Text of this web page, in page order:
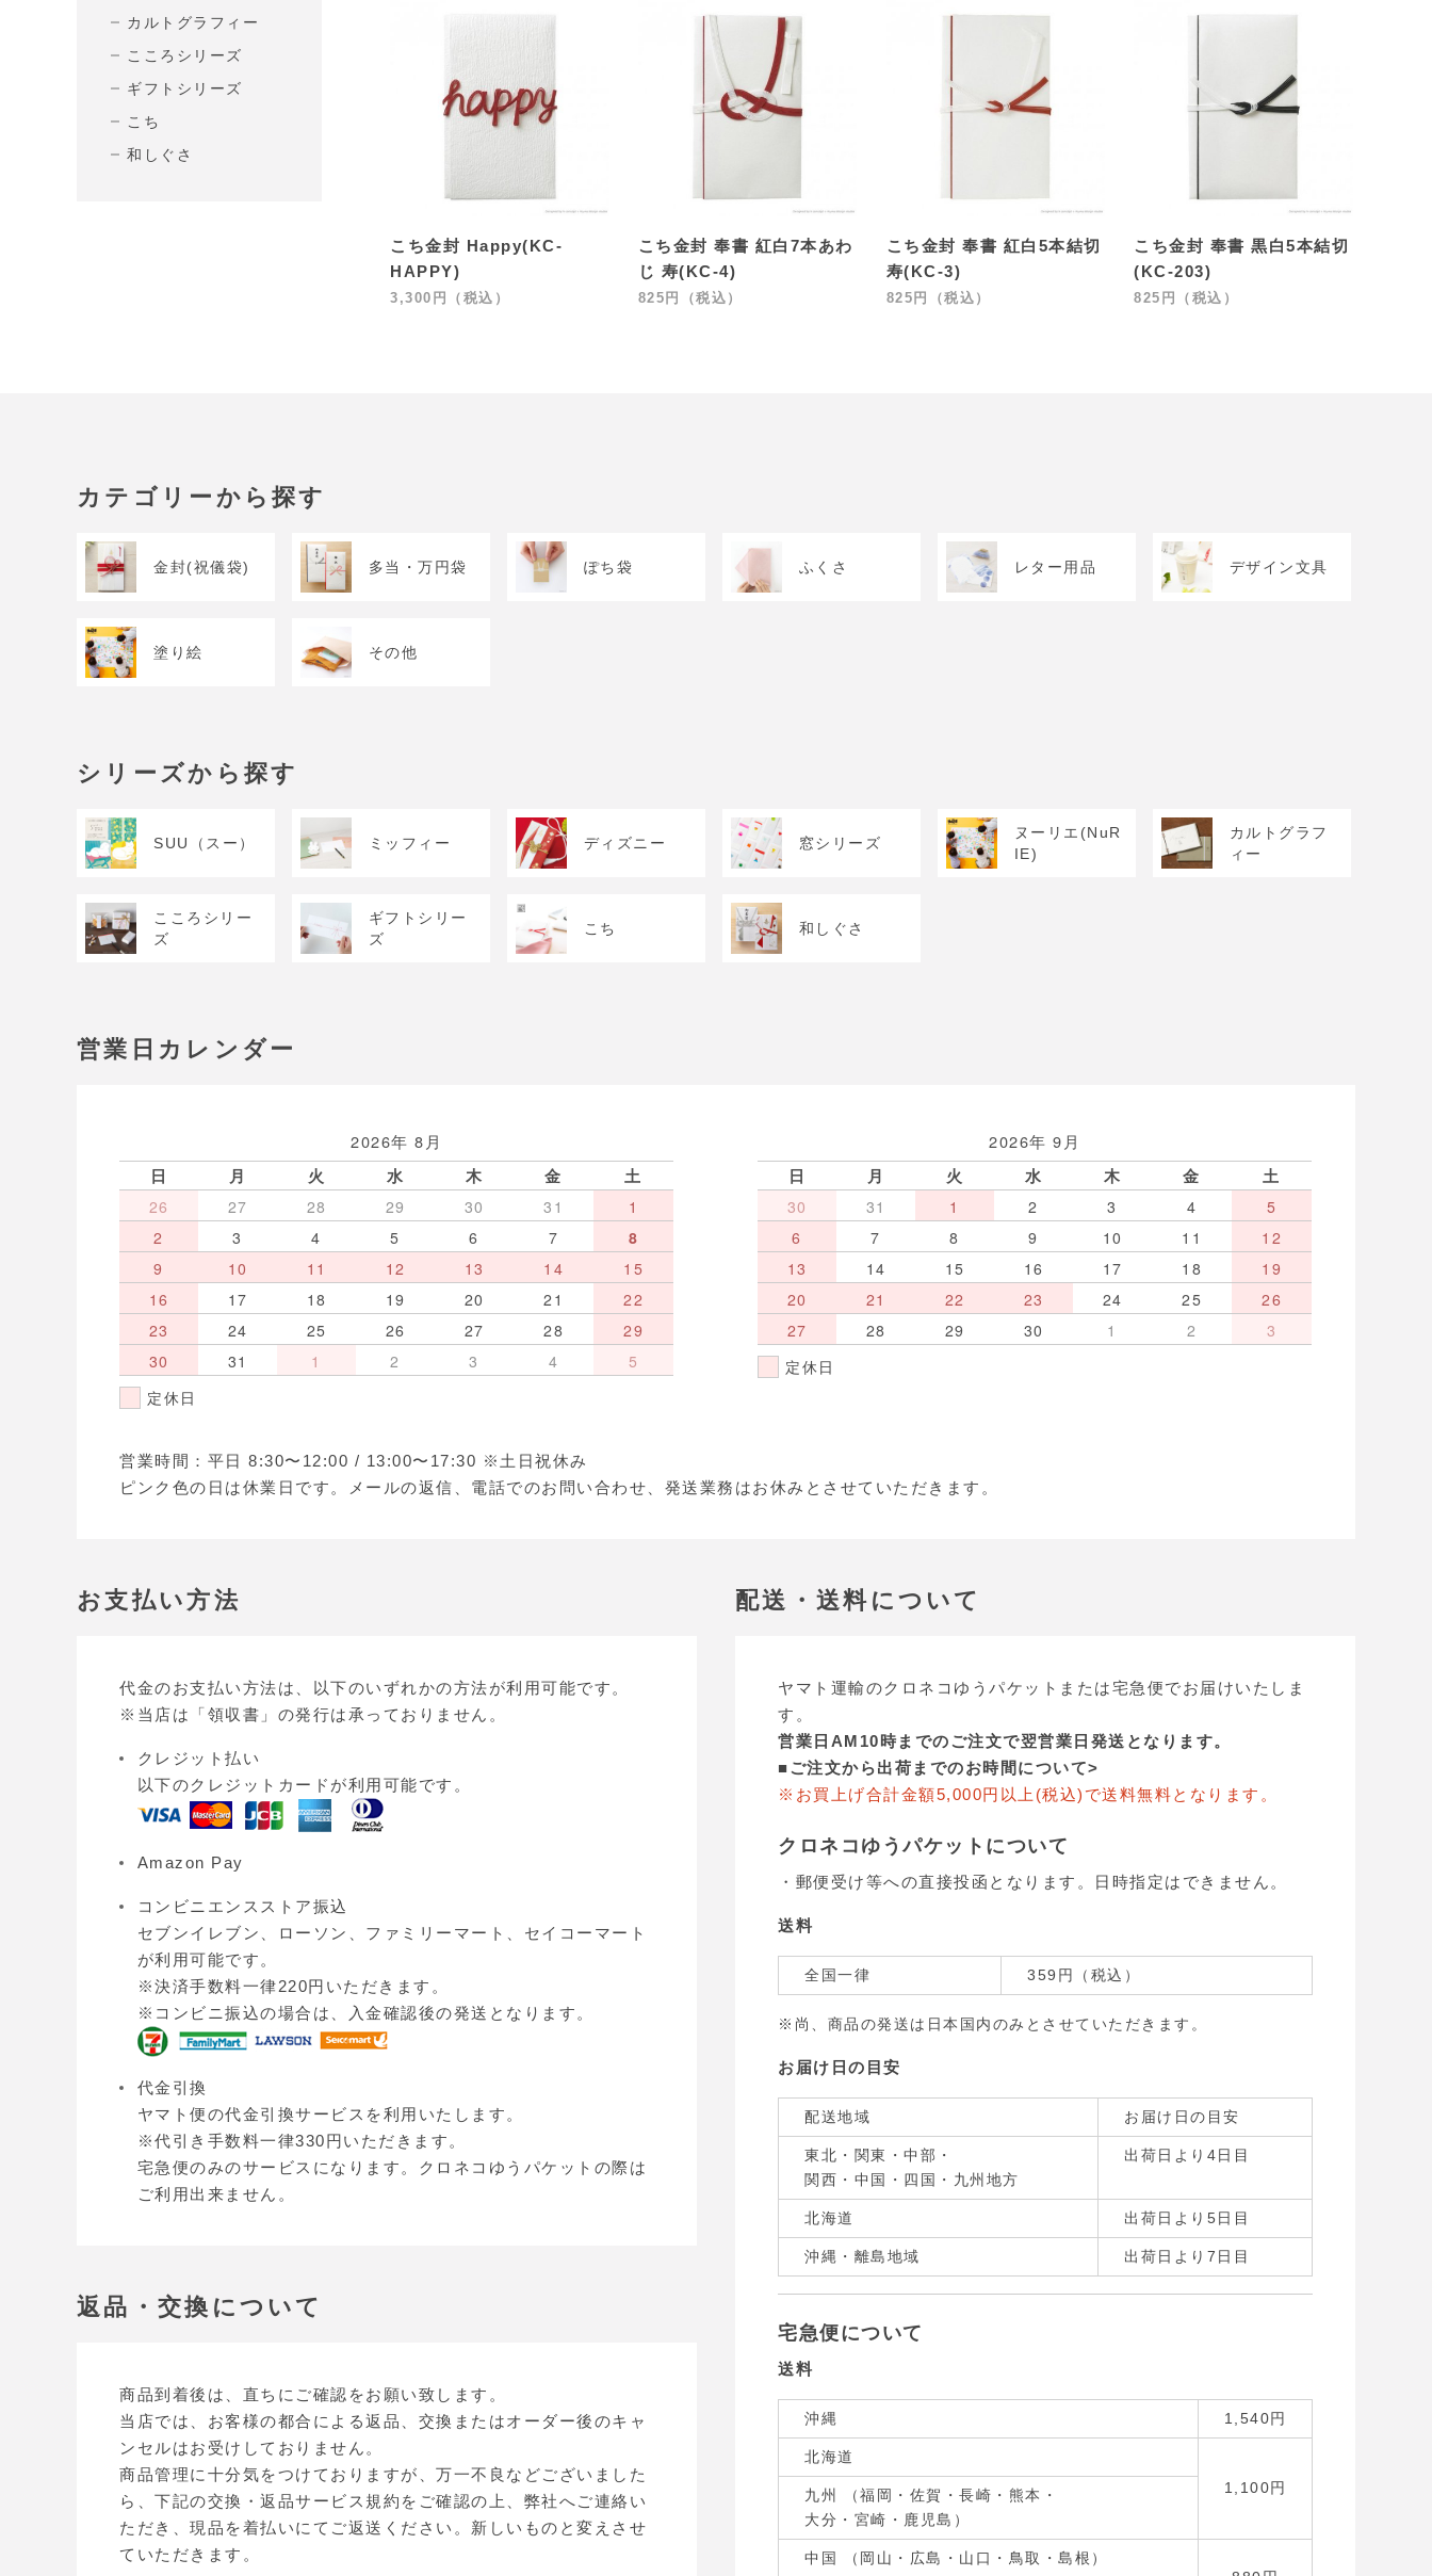
カルトグラフィー
こころシリーズ
ギフトシリーズ
こち
和しぐさ
こち金封 Happy(KC-
HAPPY)
3,300円（税込）
こち金封 奉書 紅白7本あわ
じ 寿(KC-4)
825円（税込）
こち金封 奉書 紅白5本結切
寿(KC-3)
825円（税込）
こち金封 奉書 黒白5本結切
(KC-203)
825円（税込）
カテゴリーから探す
金封(祝儀袋) 多当・万円袋 ぽち袋 ふくさ レター用品 デザイン文具
塗り絵 その他
シリーズから探す
SUU（スー） ミッフィー ディズニー 窓シリーズ
ヌーリエ(NuR
IE)
カルトグラフ
ィー
こころシリー
ズ
ギフトシリー
ズ
こち 和しぐさ
営業日カレンダー
2026年 8月
日 月 火 水 木 金
土
26
27 28 29 30 31
1
2
3 4 5 6 7
8
9
10 11 12 13 14
15
16
17 18 19 20 21
22
23
24 25 26 27 28
29
30
31 1 2 3 4 5
定休日
2026年 9月
日 月 火 水 木 金
土
30
31 1 2 3 4
5
6
7 8 9 10 11
12
13
14 15 16 17 18
19
20
21 22 23 24 25
26
27
28 29 30 1 2 3
定休日
営業時間：平日 8:30〜12:00 / 13:00〜17:30 ※土日祝休み
ピンク色の日は休業日です。メールの返信、電話でのお問い合わせ、発送業務はお休みとさせていただきます。
お支払い方法
代金のお支払い方法は、以下のいずれかの方法が利用可能です。
※当店は「領収書」の発行は承っておりません。
クレジット払い
以下のクレジットカードが利用可能です。
Amazon Pay
コンビニエンスストア振込
セブンイレブン、ローソン、ファミリーマート、セイコーマート
が利用可能です。
※決済手数料一律220円いただきます。
※コンビニ振込の場合は、入金確認後の発送となります。
代金引換
ヤマト便の代金引換サービスを利用いたします。
※代引き手数料一律330円いただきます。
宅急便のみのサービスになります。クロネコゆうパケットの際は
ご利用出来ません。
返品・交換について
商品到着後は、直ちにご確認をお願い致します。
当店では、お客様の都合による返品、交換またはオーダー後のキャ
ンセルはお受けしておりません。
商品管理に十分気をつけておりますが、万一不良などございました
ら、下記の交換・返品サービス規約をご確認の上、弊社へご連絡い
ただき、現品を着払いにてご返送ください。新しいものと変えさせ
ていただきます。
配送・送料について
ヤマト運輸のクロネコゆうパケットまたは宅急便でお届けいたしま
す。
営業日AM10時までのご注文で翌営業日発送となります。
■ご注文から出荷までのお時間について>
※お買上げ合計金額5,000円以上(税込)で送料無料となります。
クロネコゆうパケットについて
・郵便受け等への直接投函となります。日時指定はできません。
送料
全国一律 359円（税込）
※尚、商品の発送は日本国内のみとさせていただきます。
お届け日の目安
配送地域 お届け日の目安
東北・関東・中部・
関西・中国・四国・九州地方
出荷日より4日目
北海道 出荷日より5日目
沖縄・離島地域 出荷日より7日目
宅急便について
送料
沖縄 1,540円
北海道
1,100円
九州 （福岡・佐賀・長崎・熊本・
大分・宮崎・鹿児島）
中国 （岡山・広島・山口・鳥取・島根）